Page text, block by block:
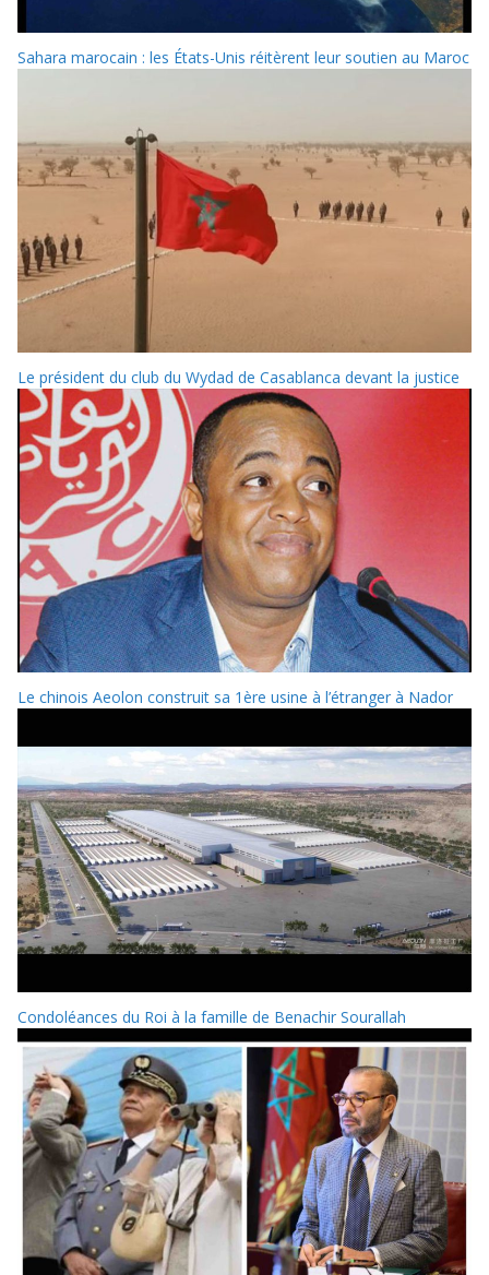
Sahara marocain : les États-Unis réitèrent leur soutien au Maroc
Le président du club du Wydad de Casablanca devant la justice
Le chinois Aeolon construit sa 1ère usine à l’étranger à Nador
Condoléances du Roi à la famille de Benachir Sourallah